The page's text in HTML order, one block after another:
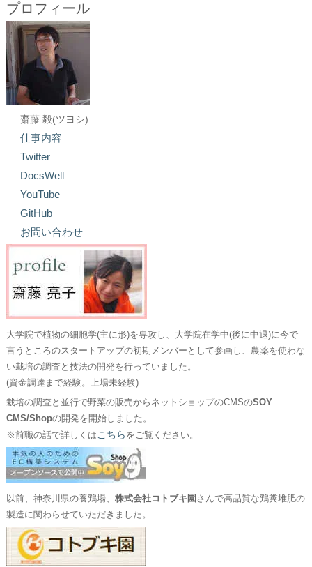
プロフィール
齋藤 毅(ツヨシ)
仕事内容
Twitter
DocsWell
YouTube
GitHub
お問い合わせ
大学院で植物の細胞学(主に形)を専攻し、大学院在学中(後に中退)に今で
言うところのスタートアップの初期メンバーとして参画し、農薬を使わな
い栽培の調査と技法の開発を行っていました。
(資金調達まで経験。上場未経験)
栽培の調査と並行で野菜の販売からネットショップのCMSのSOY
CMS/Shopの開発を開始しました。
※前職の話で詳しくはこちら をご覧ください。
以前、神奈川県の養鶏場、 株式会社コトブキ園 さんで高品質な鶏糞堆肥の
製造に関わらせていただきました。